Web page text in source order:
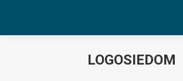
LOGOSIEDOM